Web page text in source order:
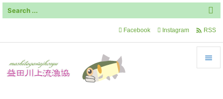

Facebook Instagram  RSS